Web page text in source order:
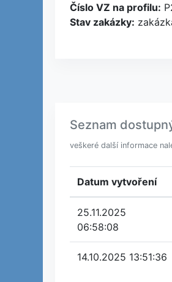
Číslo VZ na profilu:
Stav zakázky:
Seznam
veškeré další informace
Datum vytvoření
25.11.2025
06:58:08
14.10.2025 13:51:36